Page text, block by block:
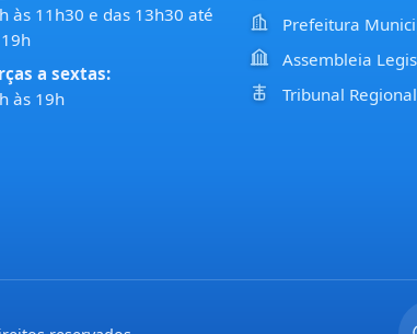
às 11h30 e das 13h30 até
a sextas:
às 19h
Prefeitura
Assembleia
Tribunal